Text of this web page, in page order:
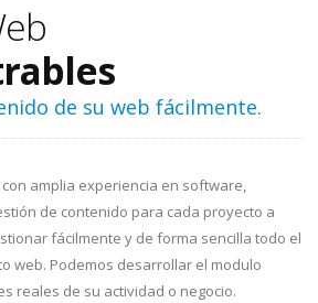
de su web fácilmente.
amplia experiencia en software,
de contenido para cada proyecto a
fácilmente y de forma sencilla todo el
web. Podemos desarrollar el modulo
reales de su actividad o negocio.